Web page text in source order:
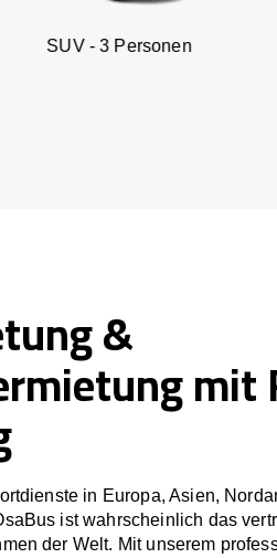
3 Personen
&
mit
in Europa, Asien,
ist wahrscheinlich das
der Welt. Mit unserem